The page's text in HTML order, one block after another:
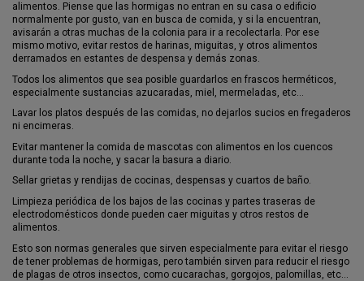
alimentos. Piense que las hormigas no entran en su casa o edificio
normalmente por gusto, van en busca de comida, y si la encuentran,
avisarán a otras muchas de la colonia para ir a recolectarla. Por ese
mismo motivo, evitar restos de harinas, miguitas, y otros alimentos
derramados en estantes de despensa y demás zonas.
Todos los alimentos que sea posible guardarlos en frascos herméticos,
especialmente sustancias azucaradas, miel, mermeladas, etc…
Lavar los platos después de las comidas, no dejarlos sucios en fregaderos
ni encimeras.
Evitar mantener la comida de mascotas con alimentos en los cuencos
durante toda la noche, y sacar la basura a diario.
Sellar grietas y rendijas de cocinas, despensas y cuartos de baño.
Limpieza periódica de los bajos de las cocinas y partes traseras de
electrodomésticos donde pueden caer miguitas y otros restos de
alimentos.
Esto son normas generales que sirven especialmente para evitar el riesgo
de tener problemas de hormigas, pero también sirven para reducir el riesgo
de plagas de otros insectos, como cucarachas, gorgojos, palomillas, etc…